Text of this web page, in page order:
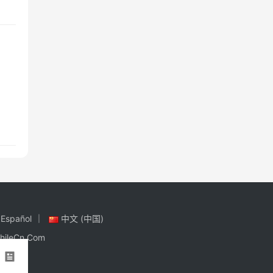
Español
中文 (中国)